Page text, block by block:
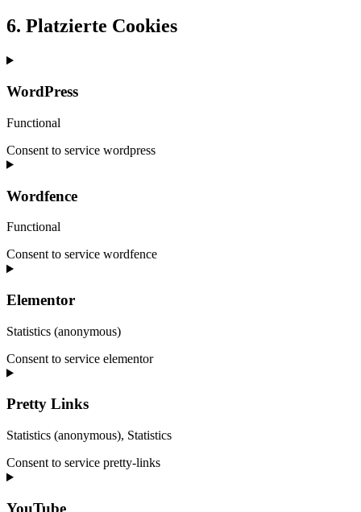
6. Platzierte Cookies
WordPress
Functional
Consent to service wordpress
Wordfence
Functional
Consent to service wordfence
Elementor
Statistics (anonymous)
Consent to service elementor
Pretty Links
Statistics (anonymous), Statistics
Consent to service pretty-links
YouTube